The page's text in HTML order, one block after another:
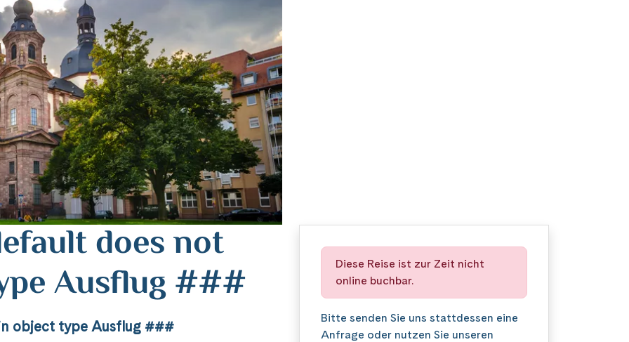
does not
Ausflug ###
object type Ausflug ###
Diese Reise ist zur Zeit nicht
online buchbar.
Bitte senden Sie uns stattdessen eine
Anfrage oder nutzen Sie unseren